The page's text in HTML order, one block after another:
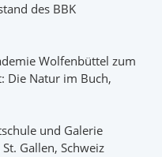
des BBK
Wolfenbüttel zum
Die Natur im Buch,
und Galerie
Gallen, Schweiz